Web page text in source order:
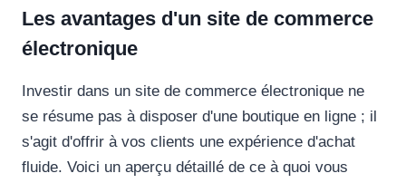
Les avantages d'un site de commerce
électronique
Investir dans un site de commerce électronique ne
se résume pas à disposer d'une boutique en ligne ; il
s'agit d'offrir à vos clients une expérience d'achat
fluide. Voici un aperçu détaillé de ce à quoi vous